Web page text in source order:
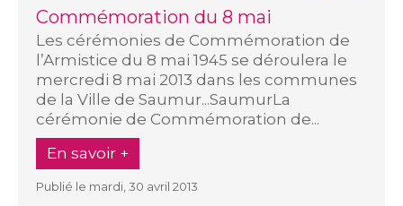
Commémoration du 8 mai
Les cérémonies de Commémoration de
l’Armistice du 8 mai 1945 se déroulera le
mercredi 8 mai 2013 dans les communes
de la Ville de Saumur...SaumurLa
cérémonie de Commémoration de...
En savoir +
Publié le mardi, 30 avril 2013